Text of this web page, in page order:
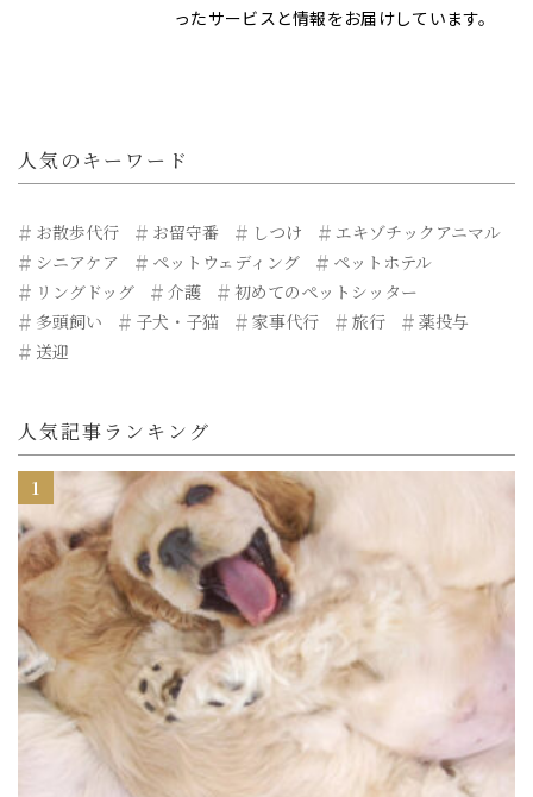
ったサービスと情報をお届けしています。
人気のキーワード
お散歩代行 お留守番 しつけ
エキゾチックアニマル
シニアケア
ペットウェディング
ペットホテル
リングドッグ
介護
初めてのペットシッター
多頭飼い
子犬・子猫 家事代行 旅行
薬投与
送迎
人気記事ランキング